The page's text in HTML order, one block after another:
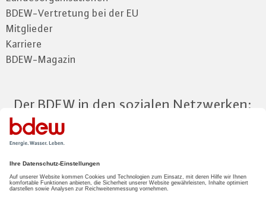
BDEW-Vertretung bei der EU
Mitglieder
Karriere
BDEW-Magazin
Der BDEW in den sozialen Netzwerken:
Zum Mitgliederbereich